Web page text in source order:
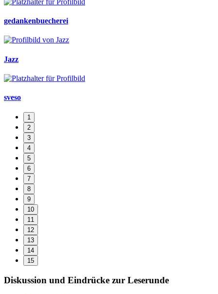
gedankenbuecherei
Jazz
sveso
1
2
3
4
5
6
7
8
9
10
11
12
13
14
15
Diskussion und Eindrücke zur Leserunde